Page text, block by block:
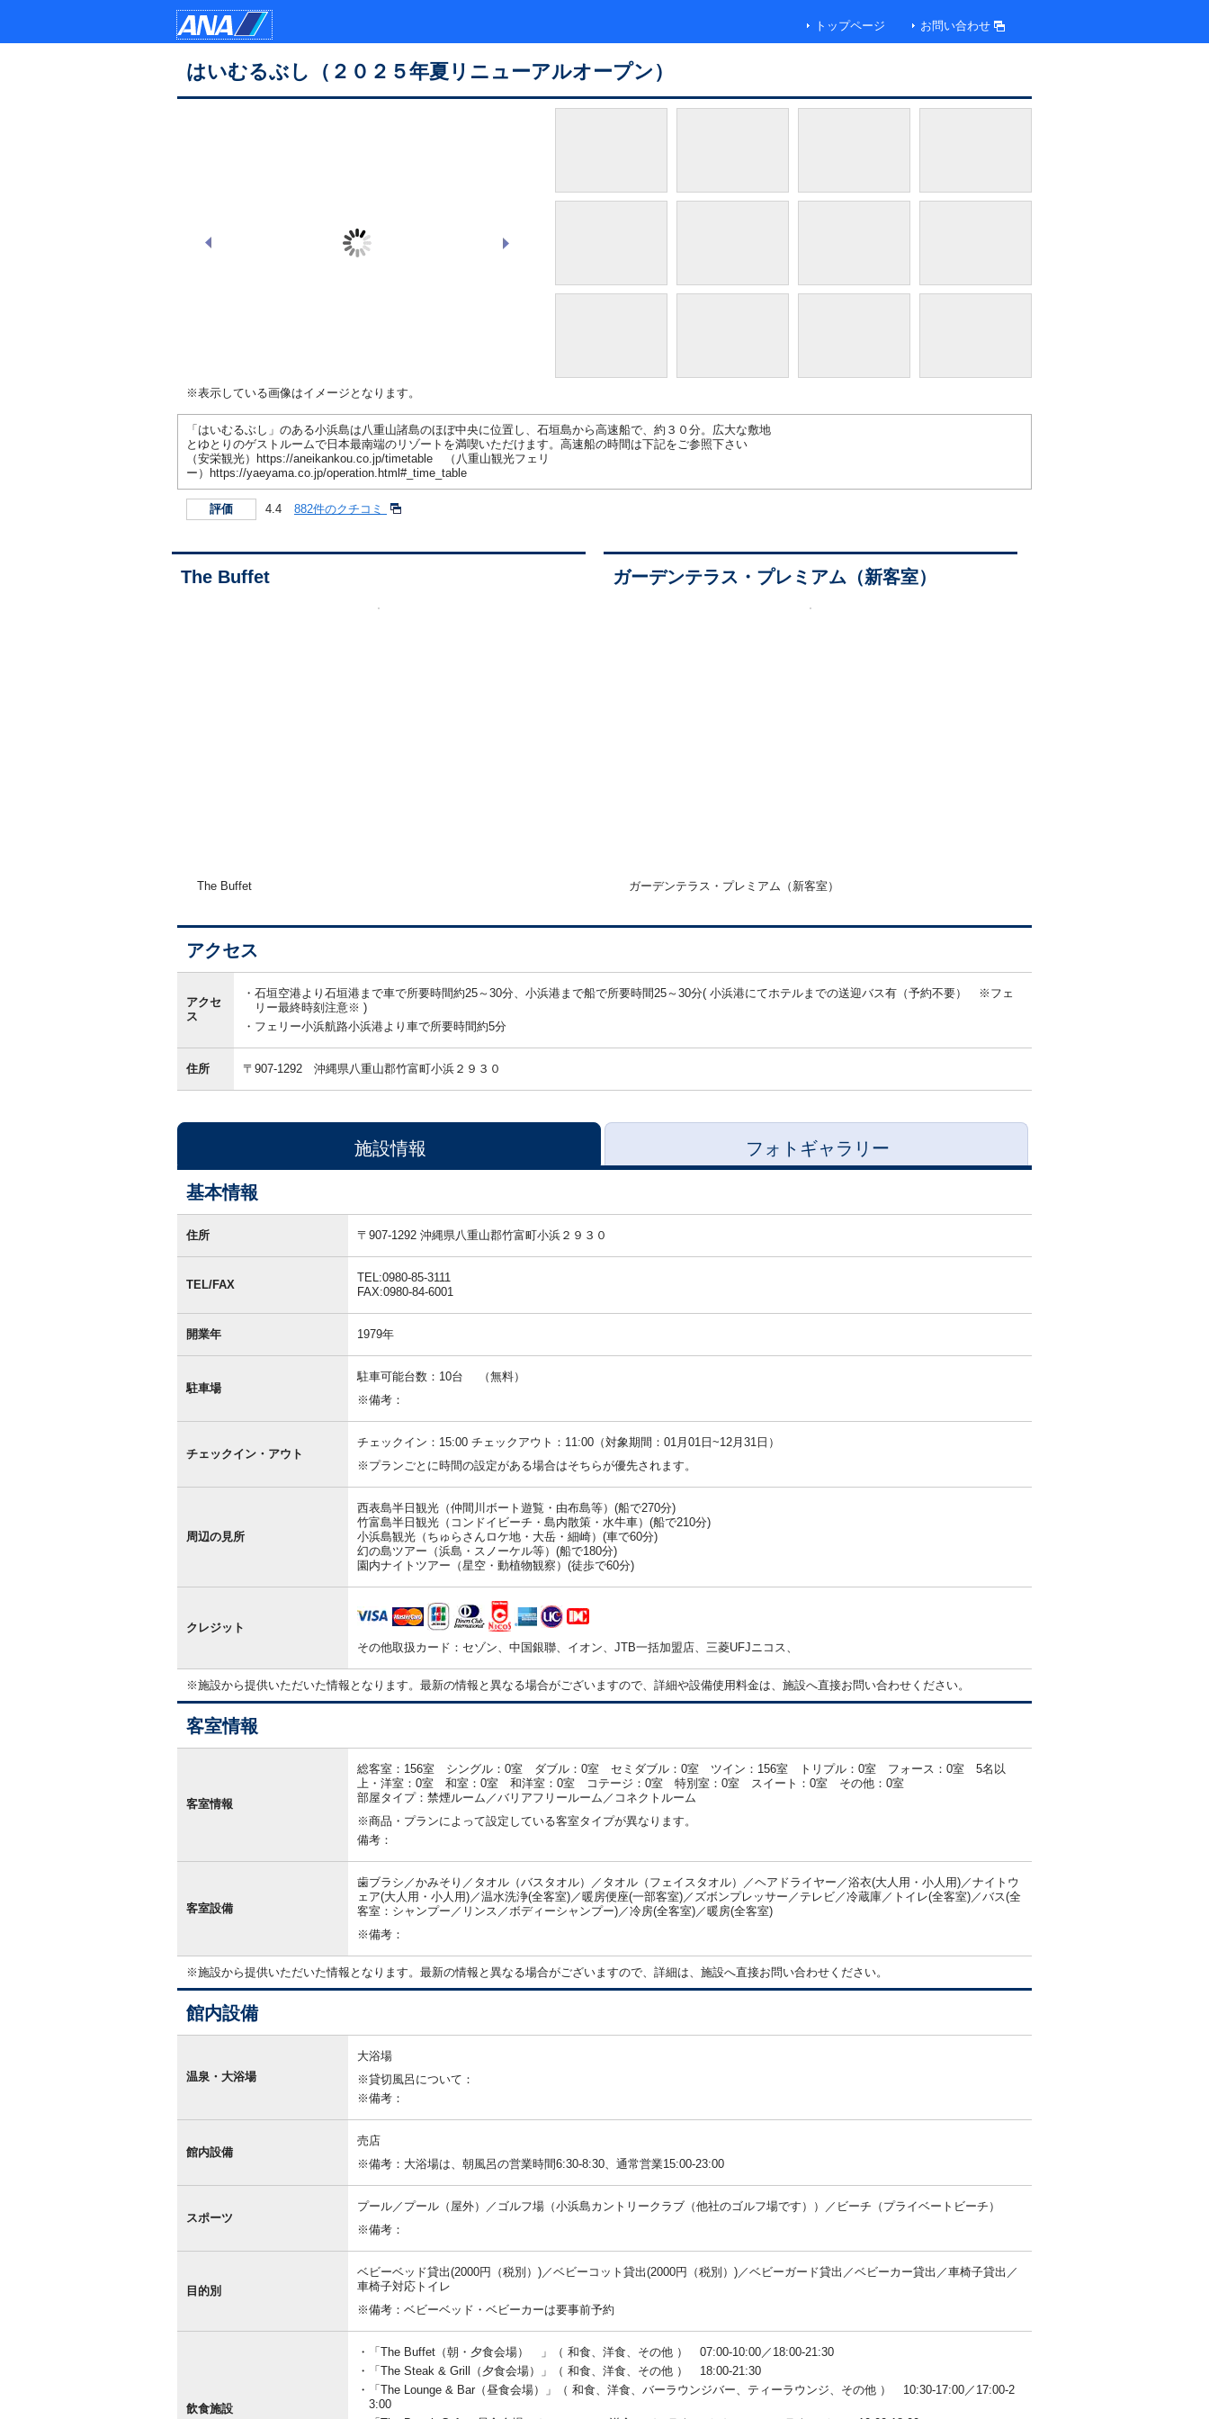
トップページ お問い合わせ
はいむるぶし（２０２５年夏リニューアルオープン）
※表示している画像はイメージとなります。
「はいむるぶし」のある小浜島は八重山諸島のほぼ中央に位置し、石垣島から高速船で、約３０分。広大な敷地
とゆとりのゲストルームで日本最南端のリゾートを満喫いただけます。高速船の時間は下記をご参照下さい
（安栄観光）https://aneikankou.co.jp/timetable （八重山観光フェリ
ー）https://yaeyama.co.jp/operation.html#_time_table
評価 4.4 882件のクチコミ
The Buffet
The Buffet
ガーデンテラス・プレミアム（新客室）
ガーデンテラス・プレミアム（新客室）
アクセス
ス
アクセ
ス
石垣空港より石垣港まで車で所要時間約25～30分、小浜港まで船で所要時間25～30分( 小浜港にてホテルまでの送迎バス有（予約不要） ※フェ
リー最終時刻注意※ )
フェリー小浜航路小浜港より車で所要時間約5分
住所 〒907-1292 沖縄県八重山郡竹富町小浜２９３０
施設情報 フォトギャラリー
基本情報
本住所 〒907-1292 沖縄県八重山郡竹富町小浜２９３０
TEL/FAX
TEL:0980-85-3111
FAX:0980-84-6001
開業年 1979年
駐車場
駐車可能台数：10台 （無料）
※備考：
チェックイン・アウト
チェックイン：15:00 チェックアウト：11:00（対象期間：01月01日~12月31日）
※プランごとに時間の設定がある場合はそちらが優先されます。
周辺の見所
西表島半日観光（仲間川ボート遊覧・由布島等）(船で270分)
竹富島半日観光（コンドイビーチ・島内散策・水牛車）(船で210分)
小浜島観光（ちゅらさんロケ地・大岳・細崎）(車で60分)
幻の島ツアー（浜島・スノーケル等）(船で180分)
園内ナイトツアー（星空・動植物観察）(徒歩で60分)
クレジット
その他取扱カード：セゾン、中国銀聯、イオン、JTB一括加盟店、三菱UFJニコス、
※施設から提供いただいた情報となります。最新の情報と異なる場合がございますので、詳細や設備使用料金は、施設へ直接お問い合わせください。
客室情報
報
客室情報
総客室：156室 シングル：0室 ダブル：0室 セミダブル：0室 ツイン：156室 トリプル：0室 フォース：0室 5名以
上・洋室：0室 和室：0室 和洋室：0室 コテージ：0室 特別室：0室 スイート：0室 その他：0室
部屋タイプ：禁煙ルーム／バリアフリールーム／コネクトルーム
※商品・プランによって設定している客室タイプが異なります。
備考：
客室設備
歯ブラシ／かみそり／タオル（バスタオル）／タオル（フェイスタオル）／ヘアドライヤー／浴衣(大人用・小人用)／ナイトウ
ェア(大人用・小人用)／温水洗浄(全客室)／暖房便座(一部客室)／ズボンプレッサー／テレビ／冷蔵庫／トイレ(全客室)／バス(全
客室：シャンプー／リンス／ボディーシャンプー)／冷房(全客室)／暖房(全客室)
※備考：
※施設から提供いただいた情報となります。最新の情報と異なる場合がございますので、詳細は、施設へ直接お問い合わせください。
館内設備
設
備
温泉・大浴場
大浴場
※貸切風呂について：
※備考：
館内設備
売店
※備考：大浴場は、朝風呂の営業時間6:30-8:30、通常営業15:00-23:00
スポーツ
プール／プール（屋外）／ゴルフ場（小浜島カントリークラブ（他社のゴルフ場です））／ビーチ（プライベートビーチ）
※備考：
目的別
ベビーベッド貸出(2000円（税別）)／ベビーコット貸出(2000円（税別）)／ベビーガード貸出／ベビーカー貸出／車椅子貸出／
車椅子対応トイレ
※備考：ベビーベッド・ベビーカーは要事前予約
飲食施設
「The Buffet（朝・夕食会場） 」（ 和食、洋食、その他 ） 07:00-10:00／18:00-21:30
「The Steak & Grill（夕食会場）」（ 和食、洋食、その他 ） 18:00-21:30
「The Lounge & Bar（昼食会場）」（ 和食、洋食、バーラウンジバー、ティーラウンジ、その他 ） 10:30-17:00／17:00-2
3:00